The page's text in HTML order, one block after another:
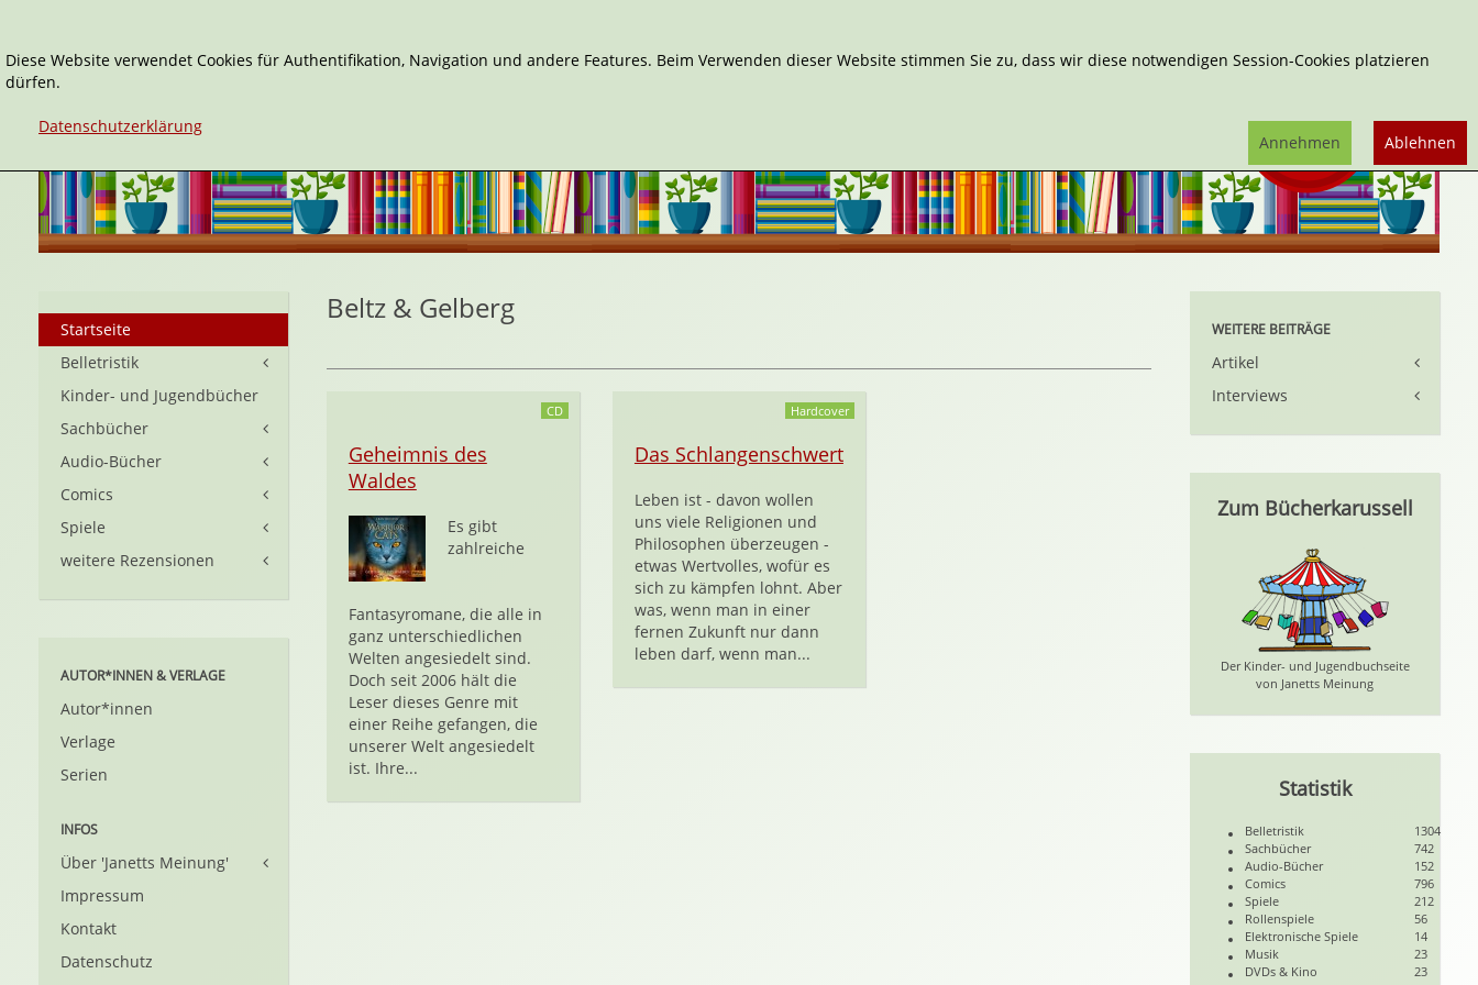
Beltz & Gelberg
CD
Geheimnis des
Waldes
Es gibt
zahlreiche
Fantasyromane, die alle in
ganz unterschiedlichen
Welten angesiedelt sind.
Doch seit 2006 hält die
Leser dieses Genre mit
einer Reihe gefangen, die
unserer Welt angesiedelt
ist. Ihre...
Hardcover
Das Schlangenschwert
Leben ist - davon wollen
uns viele Religionen und
Philosophen überzeugen -
etwas Wertvolles, wofür es
sich zu kämpfen lohnt. Aber
was, wenn man in einer
fernen Zukunft nur dann
leben darf, wenn man...
Startseite
Belletristik
Kinder- und Jugendbücher
Sachbücher
Audio-Bücher
Comics
Spiele
weitere Rezensionen
AUTOR*INNEN & VERLAGE
Autor*innen
Verlage
Serien
INFOS
Über 'Janetts Meinung'
Impressum
Kontakt
Datenschutz
WEITERE BEITRÄGE
Artikel
Interviews
Zum Bücherkarussell
Der Kinder- und Jugendbuchseite
von Janetts Meinung
Statistik
Belletristik
1304
Sachbücher
742
Audio-Bücher
152
Comics
796
Spiele
212
Rollenspiele
56
Elektronische Spiele
14
Musik
23
DVDs & Kino
23
Diese Website verwendet Cookies für Authentifikation, Navigation und andere Features. Beim Verwenden dieser Website stimmen Sie zu, dass wir diese notwendigen Session-Cookies platzieren
dürfen.
Datenschutzerklärung
Ablehnen
Annehmen